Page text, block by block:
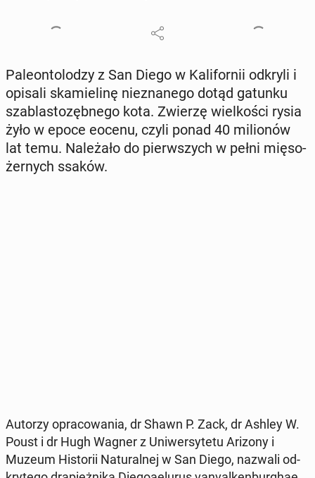
Pa­le­on­to­lo­dzy z San Diego w Ka­li­for­nii odkryli i
opisali ska­mie­li­nę nie­zna­ne­go dotąd gatunku
sza­bla­sto­zęb­ne­go kota. Zwierzę wiel­ko­ści rysia
żyło w epoce eocenu, czyli ponad 40 mi­lio­nów
lat temu. Na­le­ża­ło do pierw­szych w pełni mię­so­
żer­nych ssaków.
Autorzy opra­co­wa­nia, dr Shawn P. Zack, dr Ashley W.
Poust i dr Hugh Wagner z Uni­wer­sy­te­tu Arizony i
Muzeum Hi­sto­rii Na­tu­ral­nej w San Diego, nazwali od­